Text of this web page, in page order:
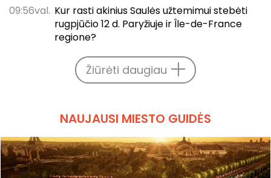
09:56val. Kur rasti akinius Saulės užtemimui stebėti
rugpjūčio 12 d. Paryžiuje ir Île-de-France
regione?
Žiūrėti daugiau
NAUJAUSI MIESTO GUIDĖS